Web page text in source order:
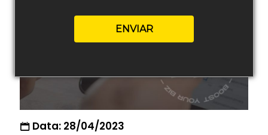
ENVIAR
Data: 28/04/2023